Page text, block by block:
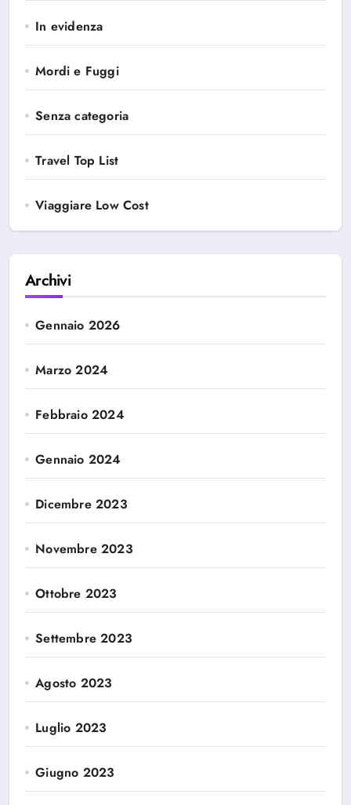
In evidenza
Mordi e Fuggi
Senza categoria
Travel Top List
Viaggiare Low Cost
Archivi
Gennaio 2026
Marzo 2024
Febbraio 2024
Gennaio 2024
Dicembre 2023
Novembre 2023
Ottobre 2023
Settembre 2023
Agosto 2023
Luglio 2023
Giugno 2023